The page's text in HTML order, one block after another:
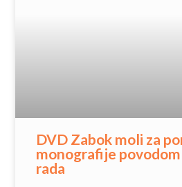
DVD Zabok moli za
monografije
rada